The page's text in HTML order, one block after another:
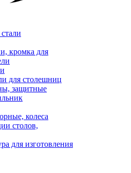
кромка для
для столешниц
защитные
колеса
столов,
для изготовления